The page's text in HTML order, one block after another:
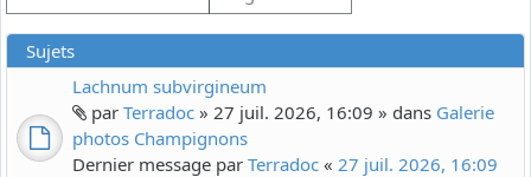
Sujets
Lachnum subvirgineum
par Terradoc » 27 juil. 2026, 16:09 » dans Galerie
photos Champignons
Dernier message par Terradoc « 27 juil. 2026, 16:09